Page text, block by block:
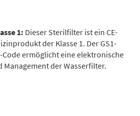
1: Dieser Sterilfilter ist ein CE-
der Klasse 1. Der GS1-
ermöglicht eine elektronische
der Wasserfilter.